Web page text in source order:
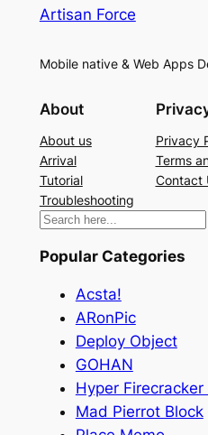
Artisan Force
Mobile native & Web Apps
About
About us
Arrival
Tutorial
Troubleshooting
Privacy
Terms
Contact
検
Popular Categories
Acsta!
ARonPic
Deploy Object
GOHAN
Hyper Firecracker
Mad Pierrot Block